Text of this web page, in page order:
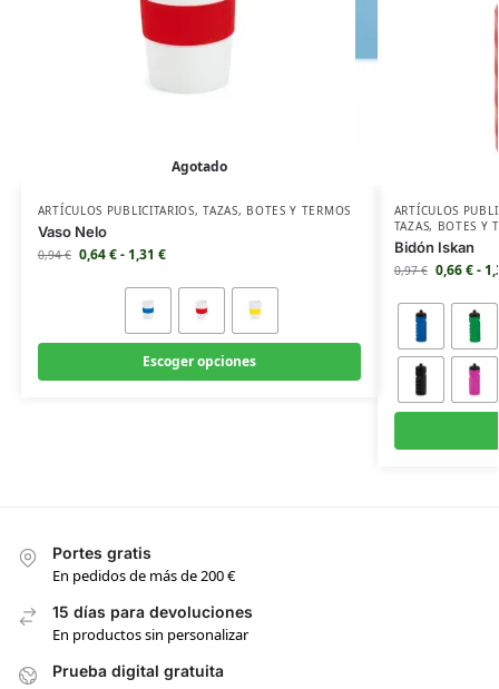
Agotado
ARTÍCULOS PUBLICITARIOS,TAZAS, BOTES Y TERMOS
Vaso Nelo
0,94€ 0,64€- 1,31 €
Escoger opciones
ARTÍCULOS
TAZAS, BOTES Y
Bidón Iskan
0,97€ 0,66€-
Portes gratis
En pedidos de más de 200 €
15 días para devoluciones
En productos sin personalizar
Prueba digital gratuita